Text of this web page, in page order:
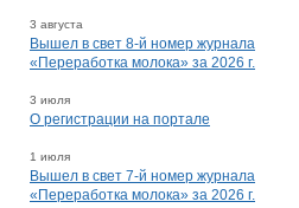
3 августа
Вышел в свет 8-й номер журнала
«Переработка молока» за 2026 г.
3 июля
О регистрации на портале
1 июля
Вышел в свет 7-й номер журнала
«Переработка молока» за 2026 г.